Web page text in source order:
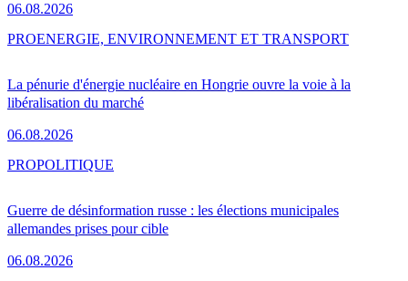
06.08.2026
La pénurie d'énergie nucléaire en Hongrie ouvre la voie à la
libéralisation du marché
06.08.2026
PROENERGIE, ENVIRONNEMENT ET TRANSPORT
Guerre de désinformation russe : les élections municipales
allemandes prises pour cible
06.08.2026
PROPOLITIQUE